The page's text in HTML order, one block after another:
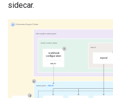
sidecar.